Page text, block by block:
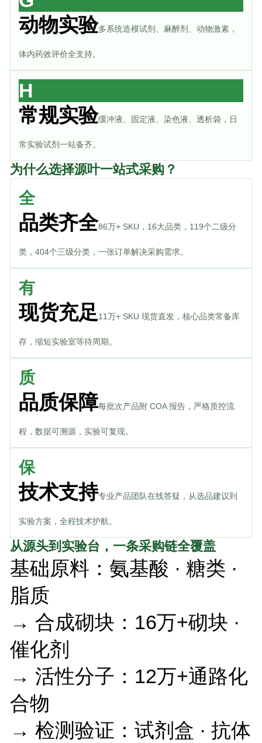
动物实验多系统造模试剂、麻醉剂、动物激素，
体内药效评价全支持。
H
常规实验缓冲液、固定液、染色液、透析袋，日
常实验试剂一站备齐。
为什么选择源叶一站式采购？
全
品类齐全86万+ SKU，16大品类，119个二级分
类，404个三级分类，一张订单解决采购需求。
有
现货充足 11万+ SKU 现货直发，核心品类常备库
存，缩短实验室等待周期。
质
品质保障每批次产品附 COA 报告，严格质控流
程，数据可溯源，实验可复现。
保
技术支持专业产品团队在线答疑，从选品建议到
实验方案，全程技术护航。
从源头到实验台，一条采购链全覆盖
基础原料：氨基酸 · 糖类 ·
脂质
→ 合成砌块：16万+砌块 ·
催化剂
→ 活性分子：12万+通路化
合物
→ 检测验证：试剂盒 · 抗体